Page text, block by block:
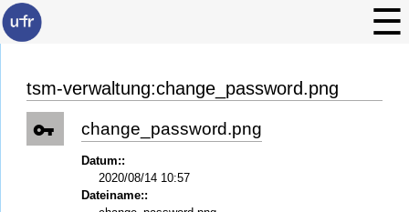
tsm-verwaltung:change_password.png
change_password.png
Datum::
2020/08/14 10:57
Dateiname::